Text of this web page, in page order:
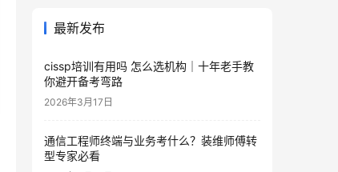
最新发布
cissp培训有用吗 怎么选机构｜十年老手教
你避开备考弯路
2026年3月17日
通信工程师终端与业务考什么？装维师傅转
型专家必看